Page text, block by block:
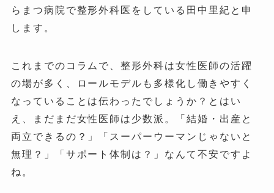
らまつ病院で整形外科医をしている田中里紀と申
します。
これまでのコラムで、整形外科は女性医師の活躍
の場が多く、ロールモデルも多様化し働きやすく
なっていることは伝わったでしょうか？とはい
え、まだまだ女性医師は少数派。「結婚・出産と
両立できるの？」「スーパーウーマンじゃないと
無理？」「サポート体制は？」なんて不安ですよ
ね。